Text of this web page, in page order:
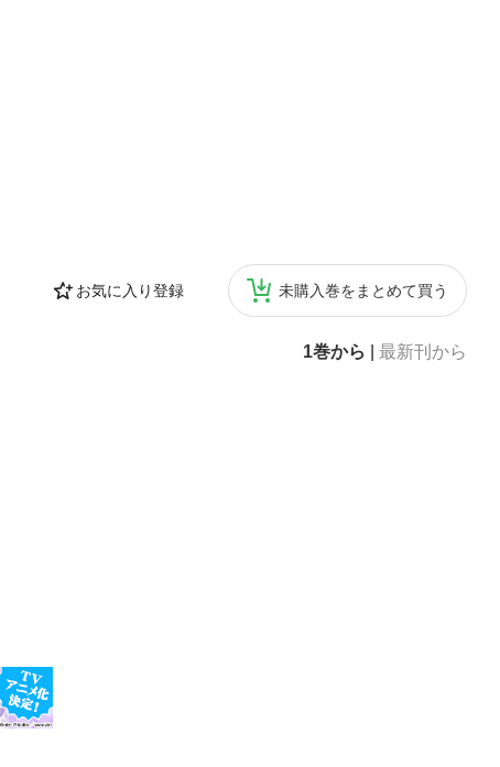
お気に入り登録 未購入巻をまとめて買う
1巻から 最新刊から